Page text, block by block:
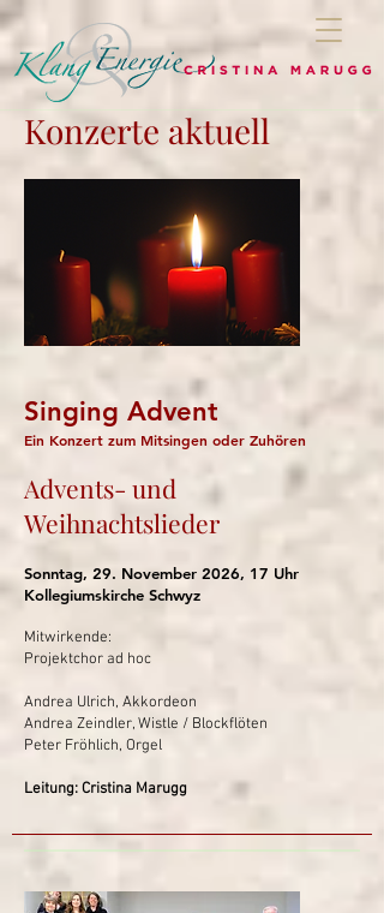
Konzerte aktuell
​Singing Advent
Ein Konzert zum Mitsingen oder Zuhören
Advents- und
Weihnachtslieder
Sonntag, 29. November 2026, 17 Uhr
Kollegiumskirche Schwyz​
Mitwirkende:
Projektchor ad hoc
Andrea Ulrich, Akkordeon
Andrea Zeindler, Wistle / Blockflöten
Peter Fröhlich, Orgel
Leitung: Cristina Marugg